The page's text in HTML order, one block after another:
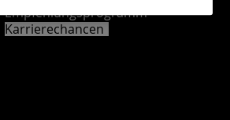
Empfehlungsprogramm
Karrierechancen